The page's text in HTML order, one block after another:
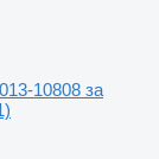
10808 за